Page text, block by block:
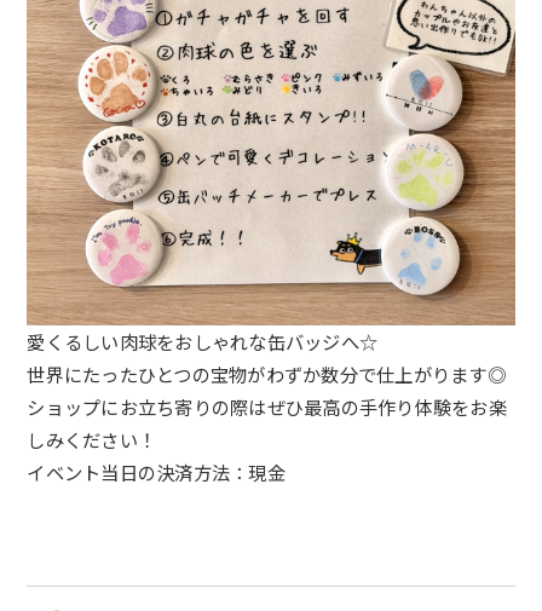
愛くるしい肉球をおしゃれな缶バッジへ☆
世界にたったひとつの宝物がわずか数分で仕上がります◎
ショップにお立ち寄りの際はぜひ最高の手作り体験をお楽
しみください！
イベント当日の決済方法：現金